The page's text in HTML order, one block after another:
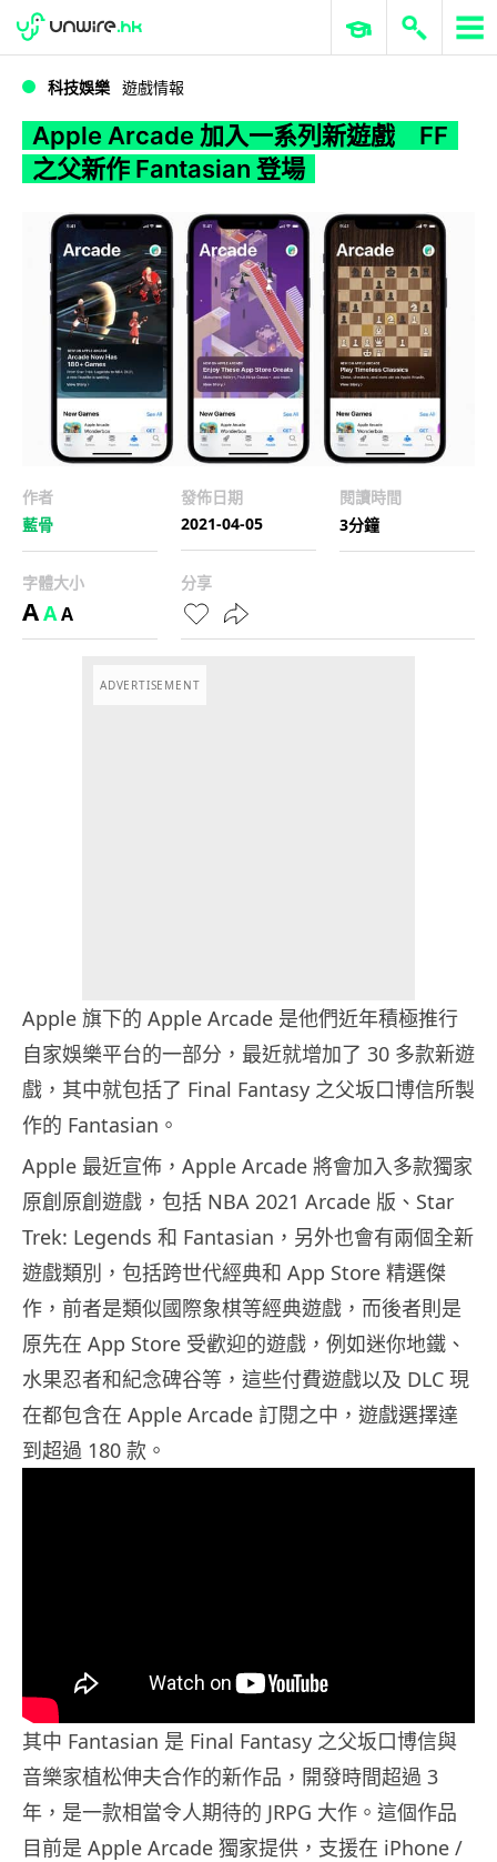
WWDC 2026 ERP 與商業 AI
科技娛樂 遊戲情報
Apple Arcade 加入一系列新遊戲 FF
之父新作 Fantasian 登場
作者
藍骨
發佈日期
2021-04-05
閱讀時間
3分鐘
字體大小
AAA
分享
ADVERTISEMENT
Apple 旗下的 Apple Arcade 是他們近年積極推行
自家娛樂平台的一部分，最近就增加了 30 多款新遊
戲，其中就包括了 Final Fantasy 之父坂口博信所製
作的 Fantasian。
Apple 最近宣佈，Apple Arcade 將會加入多款獨家
原創原創遊戲，包括 NBA 2021 Arcade 版、Star
Trek: Legends 和 Fantasian，另外也會有兩個全新
遊戲類別，包括跨世代經典和 App Store 精選傑
作，前者是類似國際象棋等經典遊戲，而後者則是
原先在 App Store 受歡迎的遊戲，例如迷你地鐵、
水果忍者和紀念碑谷等，這些付費遊戲以及 DLC 現
在都包含在 Apple Arcade 訂閱之中，遊戲選擇達
到超過 180 款。
其中 Fantasian 是 Final Fantasy 之父坂口博信與
音樂家植松伸夫合作的新作品，開發時間超過 3
年，是一款相當令人期待的 JRPG 大作。這個作品
目前是 Apple Arcade 獨家提供，支援在 iPhone /